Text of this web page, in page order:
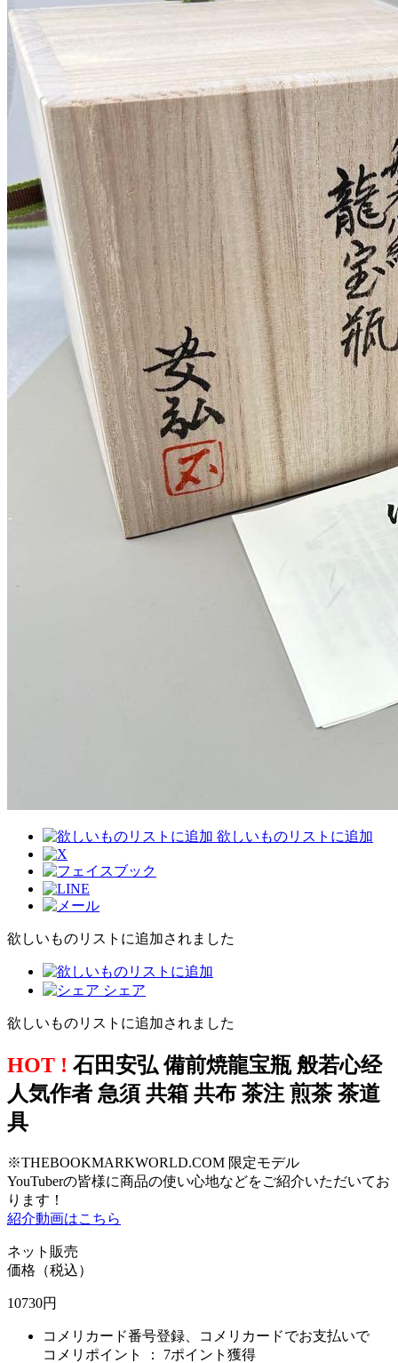
欲しいものリストに追加
欲しいものリストに追加されました
シェア
欲しいものリストに追加されました
HOT ! 石田安弘 備前焼龍宝瓶 般若心经
人気作者 急須 共箱 共布 茶注 煎茶 茶道
具
※THEBOOKMARKWORLD.COM 限定モデル
YouTuberの皆様に商品の使い心地などをご紹介いただいてお
ります！
紹介動画はこちら
ネット販売
価格（税込）
10730円
コメリカード番号登録、コメリカードでお支払いで
コメリポイント ： 7ポイント獲得